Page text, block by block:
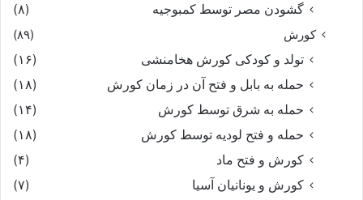
گشودن مصر توسط کمبوجیه
(۸)
کورش
(۸۹)
تولد و کودکی کورش هخامنشی
(۱۶)
حمله به بابل و فتح آن در زمان کورش
(۱۸)
حمله به شرق توسط کورش
(۱۴)
حمله و فتح لودیه توسط کورش
(۱۸)
کورش و فتح ماد
(۴)
کورش و یونانیان آسیا
(۷)